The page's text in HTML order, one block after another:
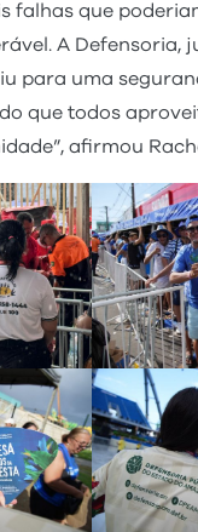
falhas que
A Defensoria,
para uma
que todos
afirmou